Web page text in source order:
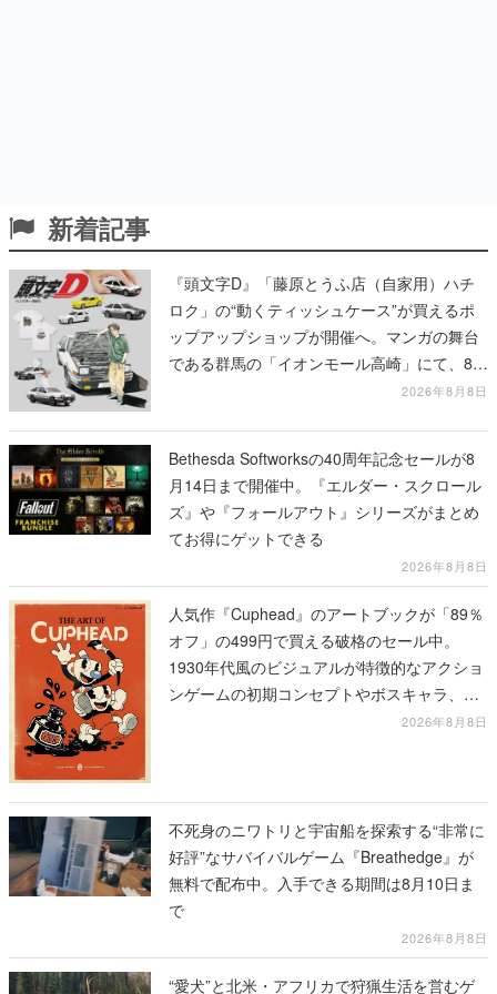
新着記事
『頭文字D』「藤原とうふ店（自家用）ハチ
ロク」の“動くティッシュケース”が買えるポ
ップアップショップが開催へ。マンガの舞台
である群馬の「イオンモール高崎」にて、8月
11日から8月20日までの期間限定で開催予定
2026年8月8日
Bethesda Softworksの40周年記念セールが8
月14日まで開催中。『エルダー・スクロール
ズ』や『フォールアウト』シリーズがまとめ
てお得にゲットできる
2026年8月8日
人気作『Cuphead』のアートブックが「89％
オフ」の499円で買える破格のセール中。
1930年代風のビジュアルが特徴的なアクショ
ンゲームの初期コンセプトやボスキャラ、ス
2026年8月8日
不死身のニワトリと宇宙船を探索する“非常に
好評”なサバイバルゲーム『Breathedge』が
無料で配布中。入手できる期間は8月10日ま
で
2026年8月8日
“愛犬”と北米・アフリカで狩猟生活を営むゲ